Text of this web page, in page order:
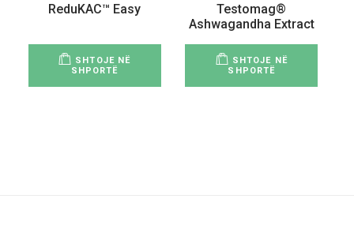
ReduKAC™ Easy
SHTOJE NË
SHPORTË
Testomag®
Ashwagandha Extract
SHTOJE NË
SHPORTË